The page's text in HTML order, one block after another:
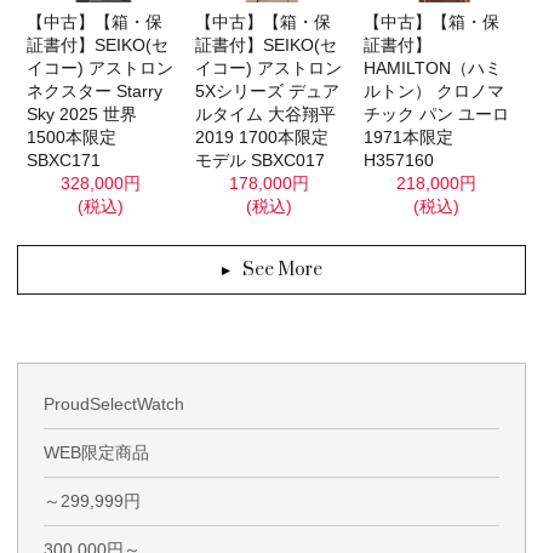
【中古】【箱・保
証書付】SEIKO(セ
イコー) アストロン
ネクスター Starry
Sky 2025 世界
1500本限定
SBXC171
328,000円
(税込)
【中古】【箱・保
証書付】SEIKO(セ
イコー) アストロン
5Xシリーズ デュア
ルタイム 大谷翔平
2019 1700本限定
モデル SBXC017
178,000円
(税込)
【中古】【箱・保
証書付】
HAMILTON（ハミ
ルトン） クロノマ
チック パン ユーロ
1971本限定
H357160
218,000円
(税込)
See More
ProudSelectWatch
WEB限定商品
～299,999円